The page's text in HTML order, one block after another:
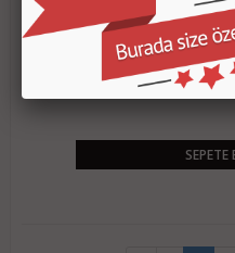
MİCROSOFT PROJECT
SEPETE